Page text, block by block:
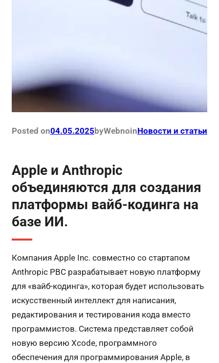
Posted on04.05.2025 byWebnoinНовости и статьи
Apple и Anthropic
объединяются для создания
платформы вайб-кодинга на
базе ИИ.
Компания Apple Inc. совместно со стартапом
Anthropic PBC разрабатывает новую платформу
для «вайб-кодинга», которая будет использовать
искусственный интеллект для написания,
редактирования и тестирования кода вместо
программистов. Система представляет собой
новую версию Xcode, программного
обеспечения для программирования Apple, в